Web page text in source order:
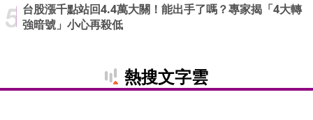
台股漲千點站回4.4萬大關！能出手了嗎？專家揭「4大轉
強暗號」小心再殺低
熱搜文字雲